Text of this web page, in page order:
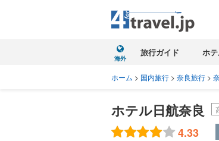
海外
旅行ガイド ホ
ホーム > 国内旅行 > 奈良旅行 >
ホテル日航奈良
4.33